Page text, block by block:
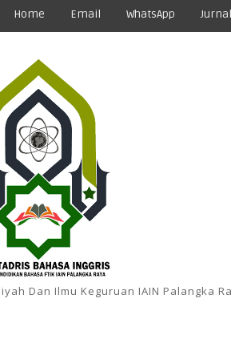
Home Email WhatsApp Jurnal
Dan Ilmu Keguruan IAIN Palangka